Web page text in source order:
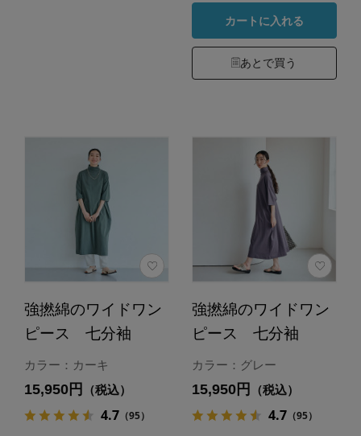
カートに入れる
あとで買う
強撚綿のワイドワン
ピース 七分袖
カラー：カーキ
15,950円 （税込）
4.7（95）
強撚綿のワイドワン
ピース 七分袖
カラー：グレー
15,950円 （税込）
4.7（95）